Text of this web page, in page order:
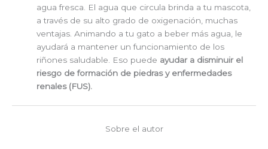
agua fresca. El agua que circula brinda a tu mascota,
a través de su alto grado de oxigenación, muchas
ventajas. Animando a tu gato a beber más agua, le
ayudará a mantener un funcionamiento de los
riñones saludable. Eso puede ayudar a disminuir el
riesgo de formación de piedras y enfermedades
renales (FUS).
Sobre el autor